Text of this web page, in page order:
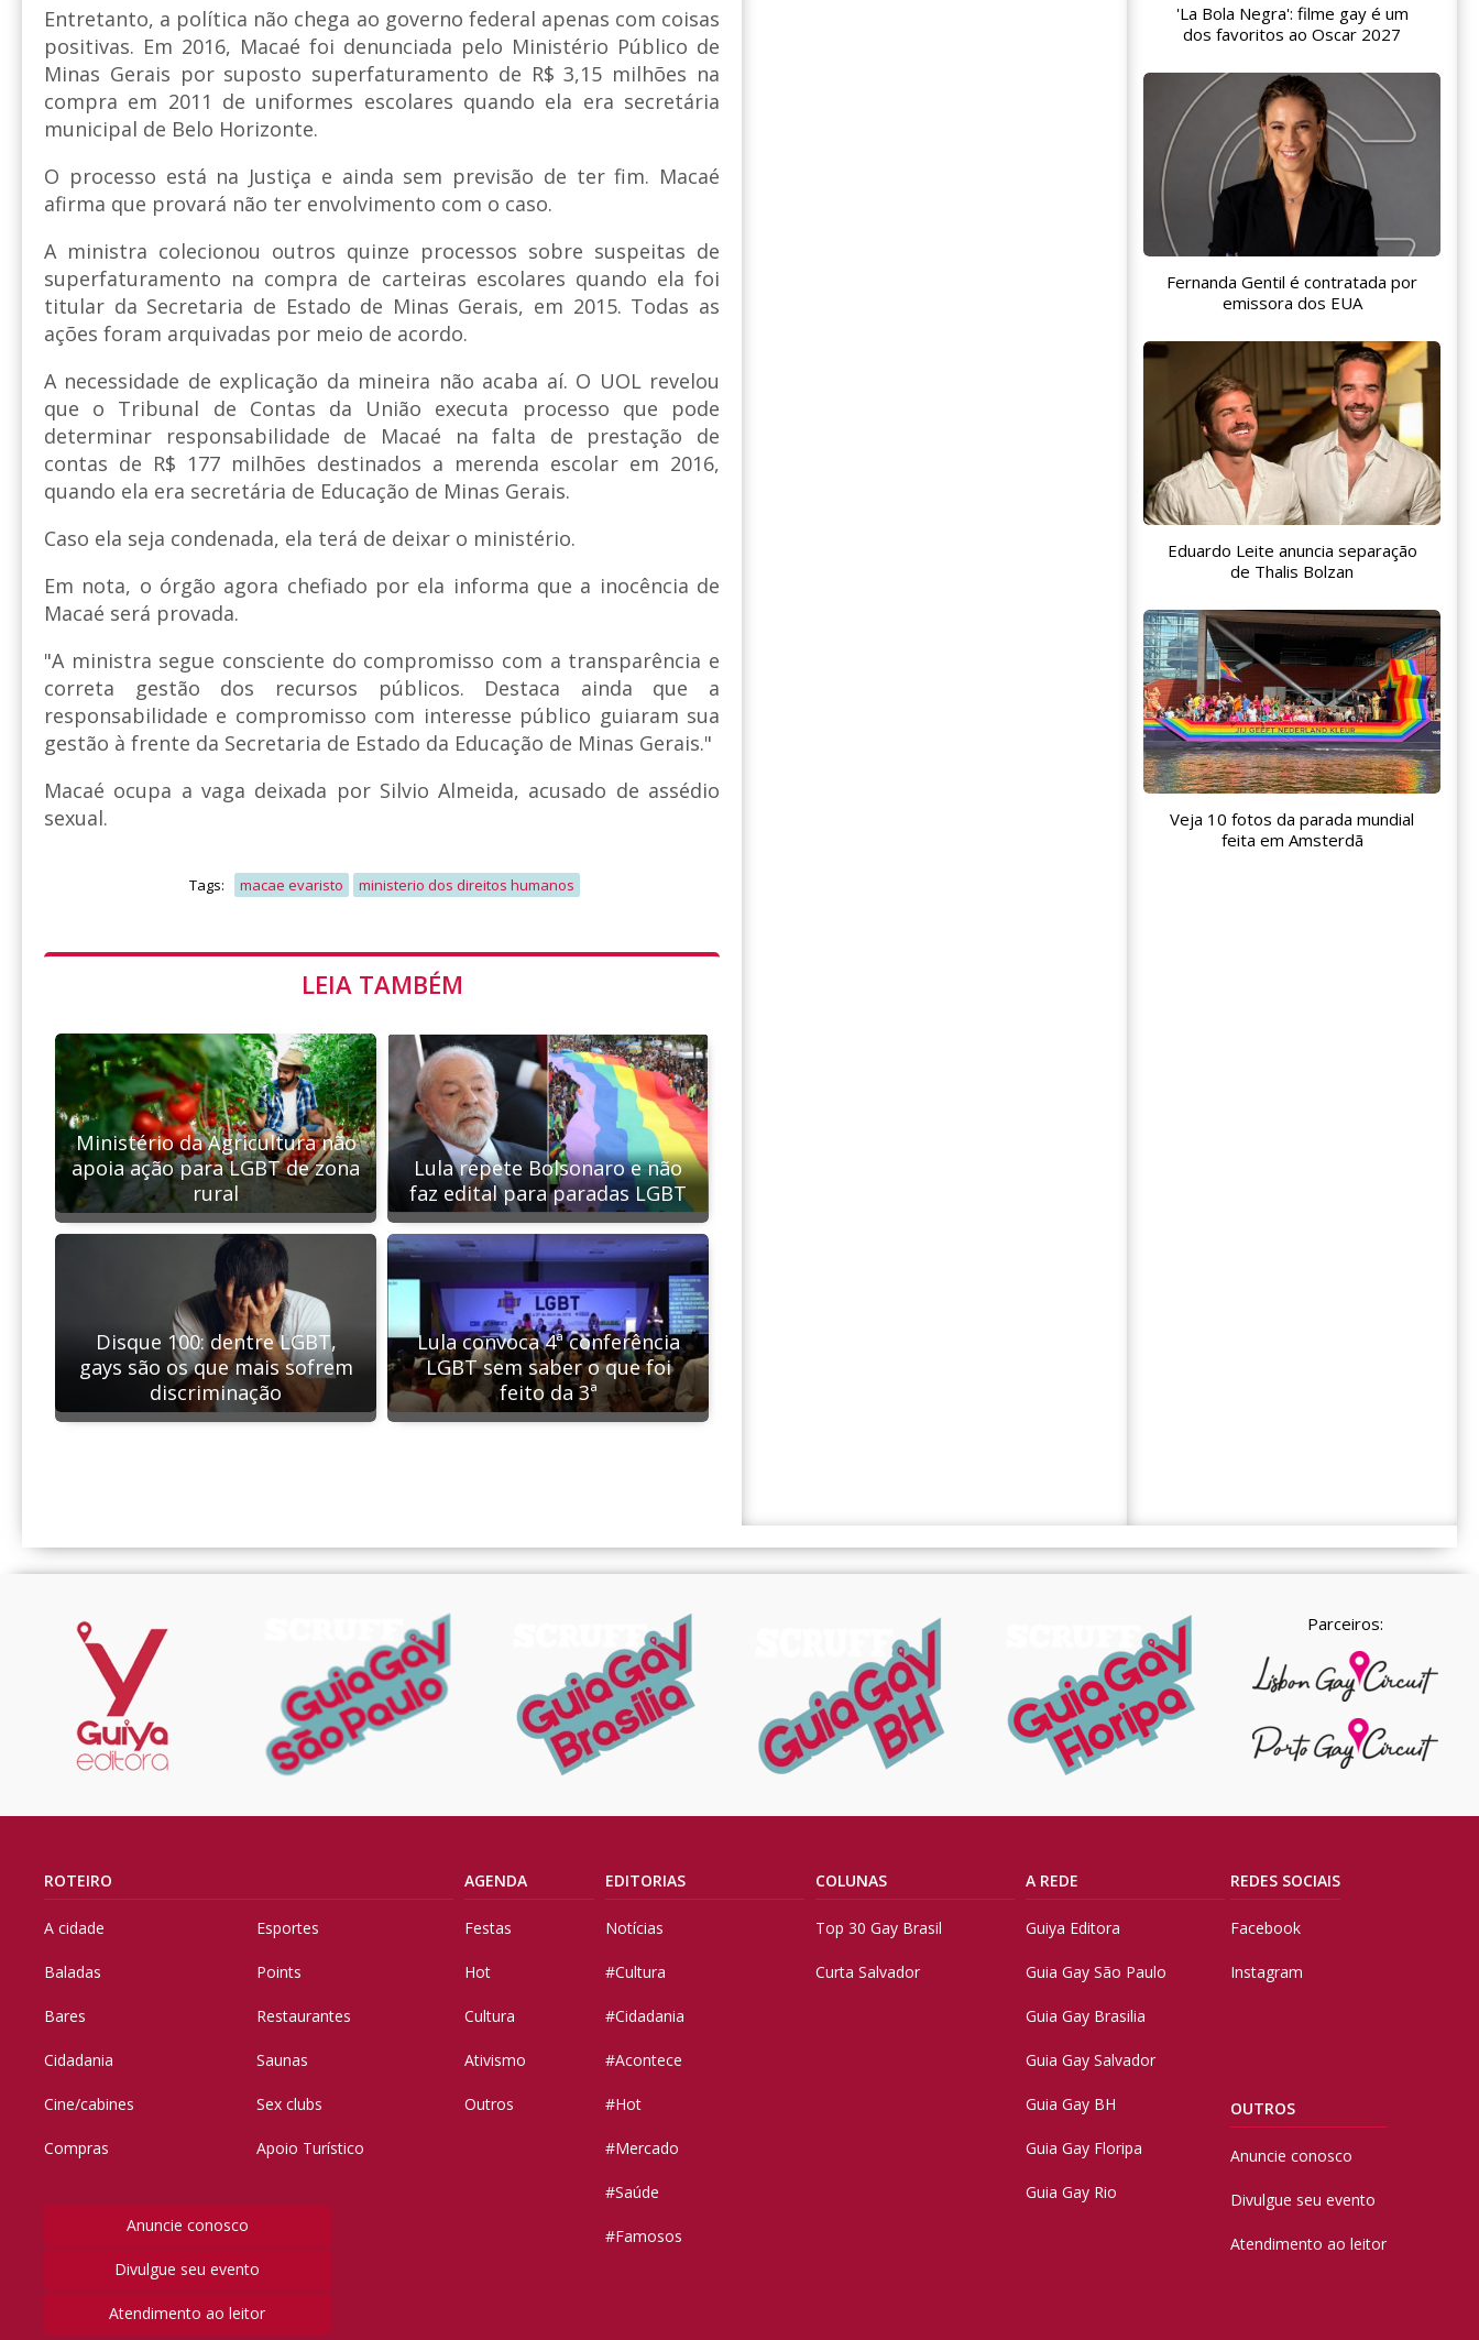
Entretanto, a política não chega ao governo federal apenas com coisas
positivas. Em 2016, Macaé foi denunciada pelo Ministério Público de
Minas Gerais por suposto superfaturamento de R$ 3,15 milhões na
compra em 2011 de uniformes escolares quando ela era secretária
municipal de Belo Horizonte.
O processo está na Justiça e ainda sem previsão de ter fim. Macaé
afirma que provará não ter envolvimento com o caso.
A ministra colecionou outros quinze processos sobre suspeitas de
superfaturamento na compra de carteiras escolares quando ela foi
titular da Secretaria de Estado de Minas Gerais, em 2015. Todas as
ações foram arquivadas por meio de acordo.
A necessidade de explicação da mineira não acaba aí. O UOL revelou
que o Tribunal de Contas da União executa processo que pode
determinar responsabilidade de Macaé na falta de prestação de
contas de R$ 177 milhões destinados a merenda escolar em 2016,
quando ela era secretária de Educação de Minas Gerais.
Caso ela seja condenada, ela terá de deixar o ministério.
Em nota, o órgão agora chefiado por ela informa que a inocência de
Macaé será provada.
"A ministra segue consciente do compromisso com a transparência e
correta gestão dos recursos públicos. Destaca ainda que a
responsabilidade e compromisso com interesse público guiaram sua
gestão à frente da Secretaria de Estado da Educação de Minas Gerais."
Macaé ocupa a vaga deixada por Silvio Almeida, acusado de assédio
sexual.
Tags: macae evaristo ministerio dos direitos humanos
LEIA TAMBÉM
Ministério da Agricultura não
apoia ação para LGBT de zona
rural
Lula repete Bolsonaro e não
faz edital para paradas LGBT
Disque 100: dentre LGBT,
gays são os que mais sofrem
discriminação
Lula convoca 4ª conferência
LGBT sem saber o que foi
feito da 3ª
'La Bola Negra': filme gay é um
dos favoritos ao Oscar 2027
Fernanda Gentil é contratada por
emissora dos EUA
Eduardo Leite anuncia separação
de Thalis Bolzan
Veja 10 fotos da parada mundial
feita em Amsterdã
Parceiros:
ROTEIRO
A cidade
Baladas
Bares
Cidadania
Cine/cabines
Compras
Esportes
Points
Restaurantes
Saunas
Sex clubs
Apoio Turístico
Anuncie conosco
Divulgue seu evento
Atendimento ao leitor
AGENDA
Festas
Hot
Cultura
Ativismo
Outros
EDITORIAS
Notícias
#Cultura
#Cidadania
#Acontece
#Hot
#Mercado
#Saúde
#Famosos
COLUNAS
Top 30 Gay Brasil
Curta Salvador
A REDE
Guiya Editora
Guia Gay São Paulo
Guia Gay Brasilia
Guia Gay Salvador
Guia Gay BH
Guia Gay Floripa
Guia Gay Rio
REDES SOCIAIS
Facebook
Instagram
OUTROS
Anuncie conosco
Divulgue seu evento
Atendimento ao leitor